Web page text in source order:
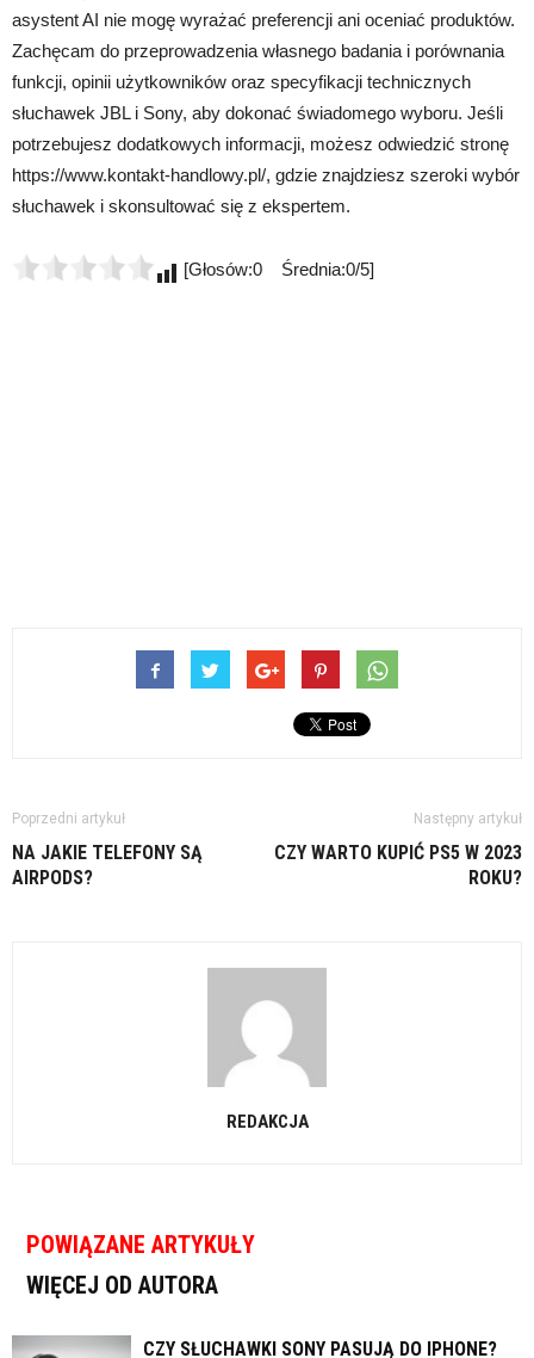
asystent AI nie mogę wyrażać preferencji ani oceniać produktów.
Zachęcam do przeprowadzenia własnego badania i porównania
funkcji, opinii użytkowników oraz specyfikacji technicznych
słuchawek JBL i Sony, aby dokonać świadomego wyboru. Jeśli
potrzebujesz dodatkowych informacji, możesz odwiedzić stronę
https://www.kontakt-handlowy.pl/, gdzie znajdziesz szeroki wybór
słuchawek i skonsultować się z ekspertem.
[Głosów:0 Średnia:0/5]
Poprzedni artykuł
NA JAKIE TELEFONY SĄ
AIRPODS?
Następny artykuł
CZY WARTO KUPIĆ PS5 W 2023
ROKU?
REDAKCJA
POWIĄZANE ARTYKUŁY
WIĘCEJ OD AUTORA
CZY SŁUCHAWKI SONY PASUJĄ DO IPHONE?